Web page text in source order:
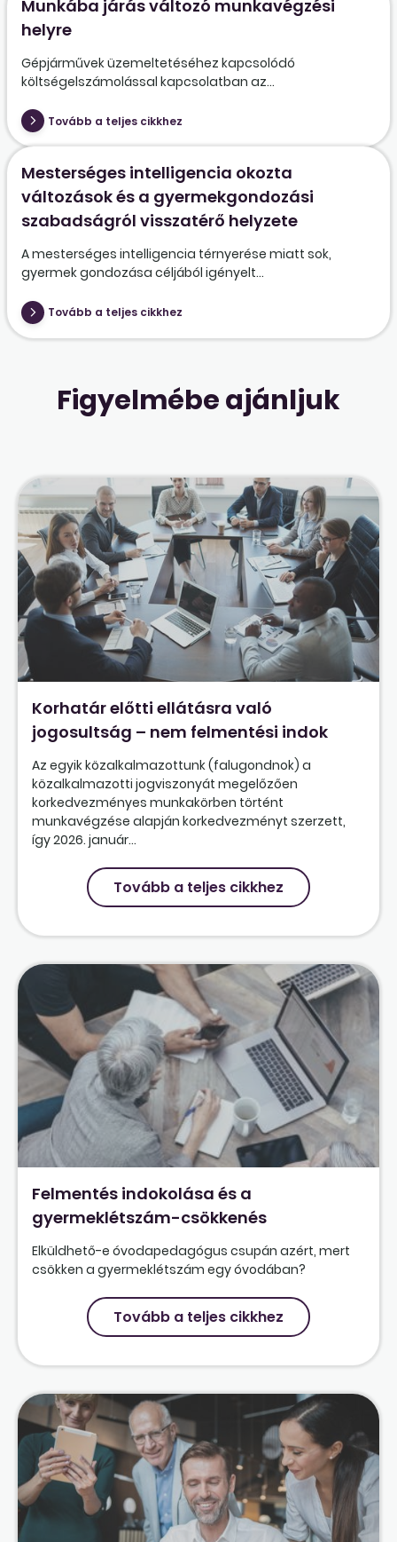
Munkába járás változó munkavégzési
helyre
Gépjárművek üzemeltetéséhez kapcsolódó
költségelszámolással kapcsolatban az...
Tovább a teljes cikkhez
Mesterséges intelligencia okozta
változások és a gyermekgondozási
szabadságról visszatérő helyzete
A mesterséges intelligencia térnyerése miatt sok,
gyermek gondozása céljából igényelt...
Tovább a teljes cikkhez
Figyelmébe ajánljuk
Korhatár előtti ellátásra való
jogosultság – nem felmentési indok
Az egyik közalkalmazottunk (falugondnok) a
közalkalmazotti jogviszonyát megelőzően
korkedvezményes munkakörben történt
munkavégzése alapján korkedvezményt szerzett,
így 2026. január...
Tovább a teljes cikkhez
Felmentés indokolása és a
gyermeklétszám-csökkenés
Elküldhető-e óvodapedagógus csupán azért, mert
csökken a gyermeklétszám egy óvodában?
Tovább a teljes cikkhez